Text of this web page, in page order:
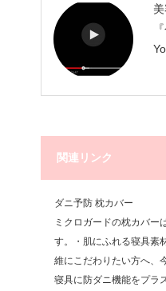
関連リンク
ダニ予防 枕カバー
ミクロガードの枕カバー
す。・肌にふれる寝具素
維にこだわりたい方へ、
寝具に防ダニ機能をプラ